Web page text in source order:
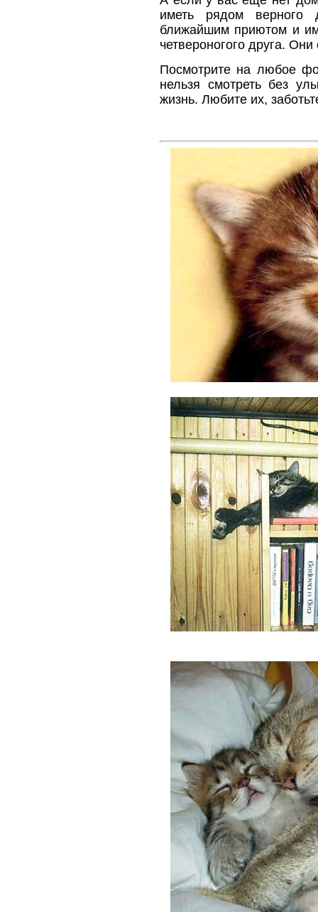
иметь рядом верного
ближайшим приютом и
четвероногого друга.
Посмотрите на любое
нельзя смотреть без
жизнь. Любите их,